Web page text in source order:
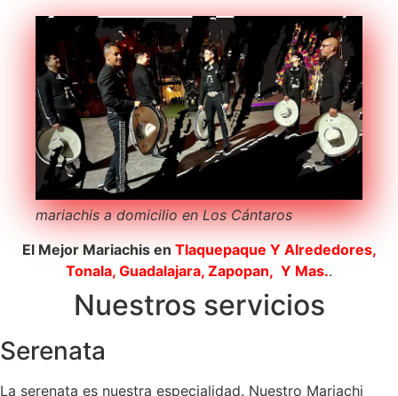
mariachis a domicilio en Los Cántaros
El Mejor Mariachis en Tlaquepaque Y Alrededores,
Tonala, Guadalajara, Zapopan, Y Mas..
Nuestros servicios
Serenata
La serenata es nuestra especialidad. Nuestro Mariachi